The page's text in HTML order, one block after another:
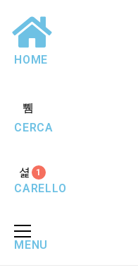
HOME
CERCA
1
CARELLO
MENU